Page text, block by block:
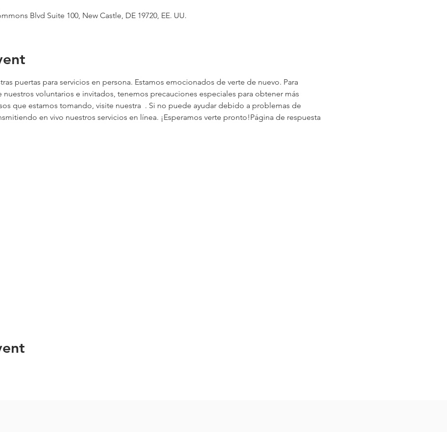
Blvd Suite 100, New Castle, DE 19720, EE. UU.
puertas para servicios en persona. Estamos emocionados de verte de nuevo. Para
nuestros voluntarios e invitados, tenemos precauciones especiales para obtener más
que estamos tomando, visite nuestra . Si no puede ayudar debido a problemas de
en vivo nuestros servicios en línea. ¡Esperamos verte pronto!Página de respuesta